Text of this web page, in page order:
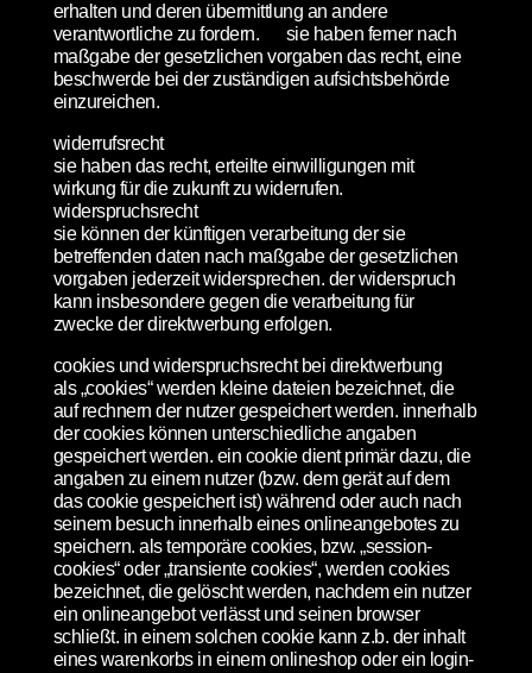
erhalten und deren übermittlung an andere
verantwortliche zu fordern. sie haben ferner nach
maßgabe der gesetzlichen vorgaben das recht, eine
beschwerde bei der zuständigen aufsichtsbehörde
einzureichen.
widerrufsrecht
sie haben das recht, erteilte einwilligungen mit
wirkung für die zukunft zu widerrufen.
widerspruchsrecht
sie können der künftigen verarbeitung der sie
betreffenden daten nach maßgabe der gesetzlichen
vorgaben jederzeit widersprechen. der widerspruch
kann insbesondere gegen die verarbeitung für
zwecke der direktwerbung erfolgen.
cookies und widerspruchsrecht bei direktwerbung
als „cookies“ werden kleine dateien bezeichnet, die
auf rechnern der nutzer gespeichert werden. innerhalb
der cookies können unterschiedliche angaben
gespeichert werden. ein cookie dient primär dazu, die
angaben zu einem nutzer (bzw. dem gerät auf dem
das cookie gespeichert ist) während oder auch nach
seinem besuch innerhalb eines onlineangebotes zu
speichern. als temporäre cookies, bzw. „session-
cookies“ oder „transiente cookies“, werden cookies
bezeichnet, die gelöscht werden, nachdem ein nutzer
ein onlineangebot verlässt und seinen browser
schließt. in einem solchen cookie kann z.b. der inhalt
eines warenkorbs in einem onlineshop oder ein login-